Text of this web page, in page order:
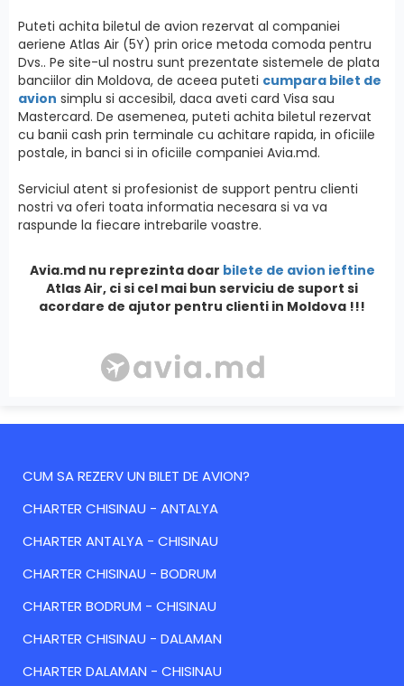
Puteti achita biletul de avion rezervat al companiei
aeriene Atlas Air (5Y) prin orice metoda comoda pentru
Dvs.. Pe site-ul nostru sunt prezentate sistemele de plata
banciilor din Moldova, de aceea puteti cumpara bilet de
avion simplu si accesibil, daca aveti card Visa sau
Mastercard. De asemenea, puteti achita biletul rezervat
cu banii cash prin terminale cu achitare rapida, in oficiile
postale, in banci si in oficiile companiei Avia.md.
Serviciul atent si profesionist de support pentru clienti
nostri va oferi toata informatia necesara si va va
raspunde la fiecare intrebarile voastre.
Avia.md nu reprezinta doar bilete de avion ieftine
Atlas Air, ci si cel mai bun serviciu de suport si
acordare de ajutor pentru clienti in Moldova !!!
CUM SA REZERV UN BILET DE AVION?
CHARTER CHISINAU - ANTALYA
CHARTER ANTALYA - CHISINAU
CHARTER CHISINAU - BODRUM
CHARTER BODRUM - CHISINAU
CHARTER CHISINAU - DALAMAN
CHARTER DALAMAN - CHISINAU